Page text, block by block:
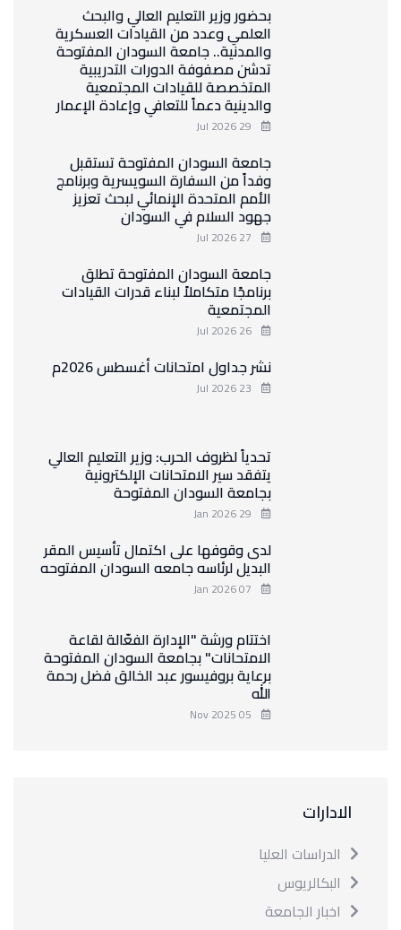
بحضور وزير التعليم العالي والبحث
العلمي وعدد من القيادات العسكرية
والمدنية.. جامعة السودان المفتوحة
تدشن مصفوفة الدورات التدريبية
المتخصصة للقيادات المجتمعية
والدينية دعماً للتعافي وإعادة الإعمار
جامعة السودان المفتوحة تستقبل
وفداً من السفارة السويسرية وبرنامج
الأمم المتحدة الإنمائي لبحث تعزيز
جهود السلام في السودان
جامعة السودان المفتوحة تطلق
برنامجًا متكاملاً لبناء قدرات القيادات
المجتمعية
نشر جداول امتحانات أغسطس 2026م
تحدياً لظروف الحرب: وزير التعليم العالي
يتفقد سير الامتحانات الإلكترونية
بجامعة السودان المفتوحة
لدى وقوفها على اكتمال تأسيس المقر
البديل لرئاسه جامعه السودان المفتوحه
اختتام ورشة "الإدارة الفعّالة لقاعة
الامتحانات" بجامعة السودان المفتوحة
برعاية بروفيسور عبد الخالق فضل رحمة
الله
الادارات
الدراسات العليا
البكالريوس
اخبار الجامعة